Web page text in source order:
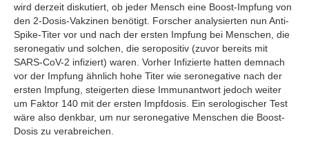
wird derzeit diskutiert, ob jeder Mensch eine Boost-Impfung von
den 2-Dosis-Vakzinen benötigt. Forscher analysierten nun Anti-
Spike-Titer vor und nach der ersten Impfung bei Menschen, die
seronegativ und solchen, die seropositiv (zuvor bereits mit
SARS-CoV-2 infiziert) waren. Vorher Infizierte hatten demnach
vor der Impfung ähnlich hohe Titer wie seronegative nach der
ersten Impfung, steigerten diese Immunantwort jedoch weiter
um Faktor 140 mit der ersten Impfdosis. Ein serologischer Test
wäre also denkbar, um nur seronegative Menschen die Boost-
Dosis zu verabreichen.